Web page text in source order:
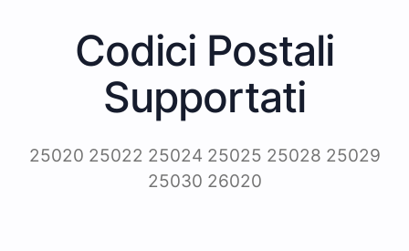
Codici Postali
Supportati
25020 25022 25024 25025 25028 25029
25030 26020